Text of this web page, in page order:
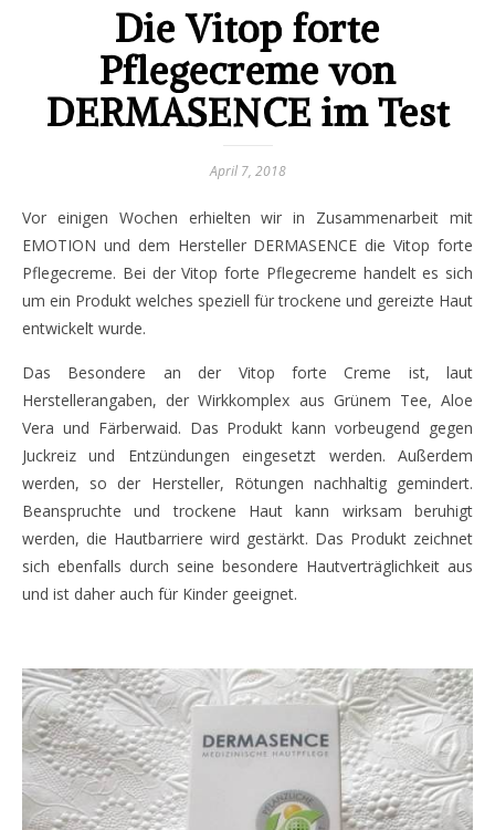
Die Vitop forte
Pflegecreme von
DERMASENCE im Test
April 7, 2018
Vor einigen Wochen erhielten wir in Zusammenarbeit mit
EMOTION und dem Hersteller DERMASENCE die Vitop forte
Pflegecreme. Bei der Vitop forte Pflegecreme handelt es sich
um ein Produkt welches speziell für trockene und gereizte Haut
entwickelt wurde.
Das Besondere an der Vitop forte Creme ist, laut
Herstellerangaben, der Wirkkomplex aus Grünem Tee, Aloe
Vera und Färberwaid. Das Produkt kann vorbeugend gegen
Juckreiz und Entzündungen eingesetzt werden. Außerdem
werden, so der Hersteller, Rötungen nachhaltig gemindert.
Beanspruchte und trockene Haut kann wirksam beruhigt
werden, die Hautbarriere wird gestärkt. Das Produkt zeichnet
sich ebenfalls durch seine besondere Hautverträglichkeit aus
und ist daher auch für Kinder geeignet.